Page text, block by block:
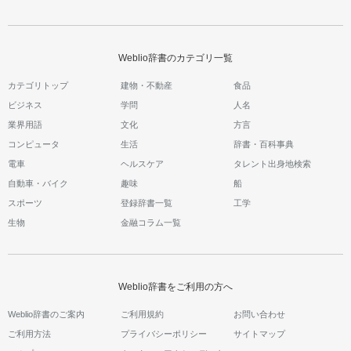
Weblio辞書のカテゴリ一覧
カテゴリトップ 建物・不動産 食品
ビジネス 学問 人名
業界用語 文化 方言
コンピュータ 生活 辞書・百科事典
電車 ヘルスケア タレント出身地検索
自動車・バイク 趣味 船
スポーツ 登録辞書一覧 工学
生物 金融コラム一覧
Weblio辞書をご利用の方へ
Weblio辞書のご案内 ご利用規約 お問い合わせ
ご利用方法 プライバシーポリシー サイトマップ